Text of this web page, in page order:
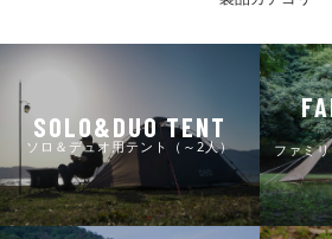
SOLO&DUO TENT
ソロ＆デュオ用テント（～2人）
ファミ